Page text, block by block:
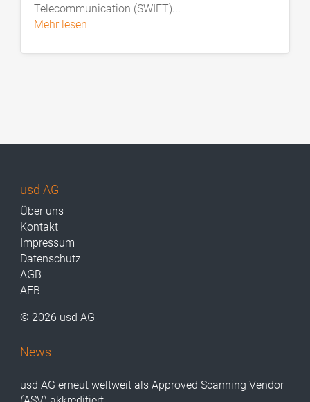
Telecommunication (SWIFT)...
mehr lesen
usd AG
Über uns
Kontakt
Impressum
Datenschutz
AGB
AEB
© 2026 usd AG
News
usd AG erneut weltweit als Approved Scanning Vendor